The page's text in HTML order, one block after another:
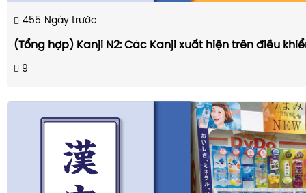
455 Ngày trước
(Tổng hợp) Kanji N2: Các Kanji xuất hiện trên điều
9